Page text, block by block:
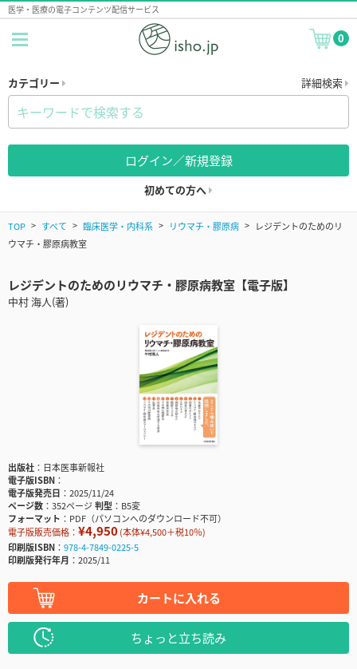
医学・医療の電子コンテンツ配信サービス
0
カテゴリー 詳細検索
ログイン／新規登録
初めての方へ
TOP すべて 臨床医学・内科系 リウマチ・膠原病
レジデントのためのリ
ウマチ・膠原病教室
レジデントのためのリウマチ・膠原病教室【電子版】
中村 海人(著)
出版社
日本医事新報社
電子版ISBN
電子版発売日
2025/11/24
ページ数
352ページ判型
B5変
フォーマット
PDF（パソコンへのダウンロード不可）
電子版販売価格： ¥4,950(本体¥4,500＋税10％)
印刷版ISBN
978-4-7849-0225-5
印刷版発行年月
2025/11
カートに入れる
ちょっと立ち読み